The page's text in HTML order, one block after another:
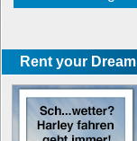
Rent your Dream